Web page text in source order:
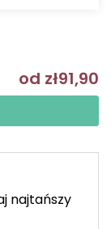
od zł91,90
najtańszy